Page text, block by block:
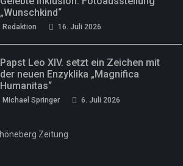
„Wunschkind“
Redaktion 16. Juli 2026
Papst Leo XIV. setzt ein Zeichen mit
der neuen Enzyklika „Magnifica
Humanitas“
Michael Springer 6. Juli 2026